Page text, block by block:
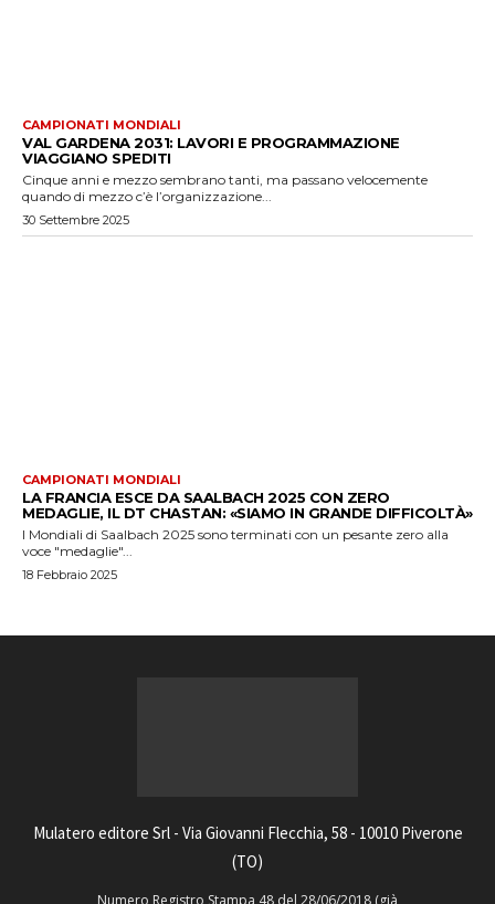
CAMPIONATI MONDIALI
VAL GARDENA 2031: LAVORI E PROGRAMMAZIONE
VIAGGIANO SPEDITI
Cinque anni e mezzo sembrano tanti, ma passano velocemente
quando di mezzo c’è l’organizzazione...
30 Settembre 2025
CAMPIONATI MONDIALI
LA FRANCIA ESCE DA SAALBACH 2025 CON ZERO
MEDAGLIE, IL DT CHASTAN: «SIAMO IN GRANDE DIFFICOLTÀ»
I Mondiali di Saalbach 2025 sono terminati con un pesante zero alla
voce "medaglie"...
18 Febbraio 2025
Mulatero editore Srl - Via Giovanni Flecchia, 58 - 10010 Piverone
(TO)